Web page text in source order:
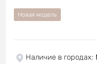
Новая модель
Наличие в городах: